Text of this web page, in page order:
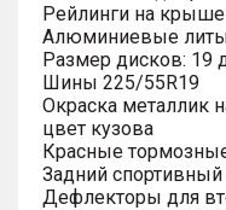
Рейлинги на крыше
Алюминиевые
Размер дисков: 19
Шины 225/55R19
Окраска металлик
цвет кузова
Красные
Задний спортивный
Дефлекторы для